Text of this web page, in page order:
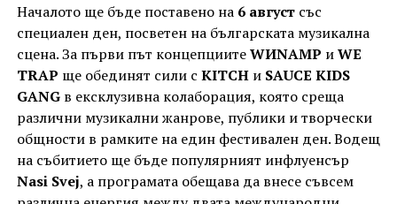
Началото ще бъде поставено на 6 августсъс
специален ден, посветен на българската музикална
сцена. За първи път концепциитеWИNAMP иWE
TRAP ще обединят сили с KITCHи SAUCE KIDS
GANGв ексклузивна колаборация, която среща
различни музикални жанрове, публики и творчески
общности в рамките на един фестивален ден. Водещ
на събитието ще бъде популярният инфлуенсър
Nasi Svej, а програмата обещава да внесе съвсем